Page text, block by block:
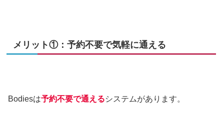
メリット①：予約不要で気軽に通える
Bodiesは予約不要で通えるシステムがあります。